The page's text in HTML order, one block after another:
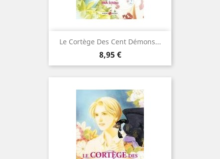
Le Cortège Des Cent Démons...
Prix
8,95 €